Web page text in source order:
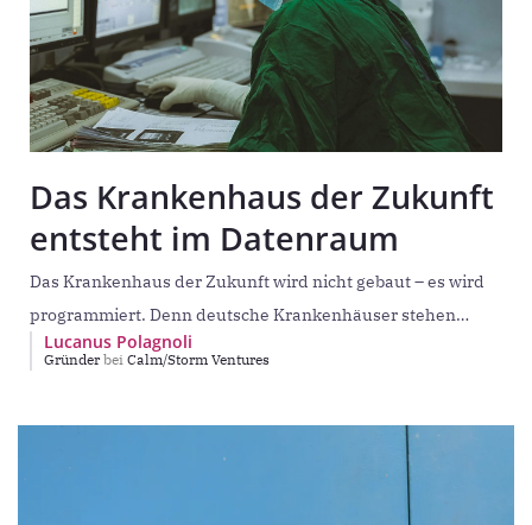
Das Krankenhaus der Zukunft
entsteht im Datenraum
Das Krankenhaus der Zukunft wird nicht gebaut – es wird
programmiert. Denn deutsche Krankenhäuser stehen
unter massivem Druck: Personalmangel, Kostenexplosion,
Lucanus Polagnoli
Gründer bei Calm/Storm Ventures